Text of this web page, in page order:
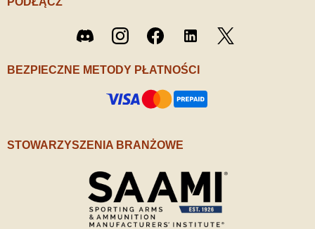
Discord Instagram Facebook LinkedIn
BEZPIECZNE METODY PŁATNOŚCI
STOWARZYSZENIA BRANŻOWE